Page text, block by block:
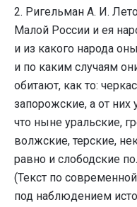
2. Ригельман А. И.
Малой России и ея
и из какого народа
и по каким случаям
обитают, как то:
запорожские, а от них
что ныне уральские,
волжские, терские,
равно и слободские
(Текст по
под наблюдением